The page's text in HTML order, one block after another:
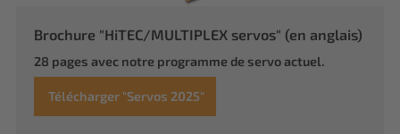
Brochure "HiTEC/MULTIPLEX servos" (en anglais)
28 pages avec notre programme de servo actuel.
Télécharger "Servos 2025"